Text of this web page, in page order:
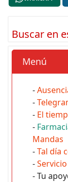
Buscar en
Menú
-
-
- El
-
Mandas
-Tal día
-
- Tu